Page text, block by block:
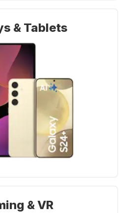
& Tablets
& VR